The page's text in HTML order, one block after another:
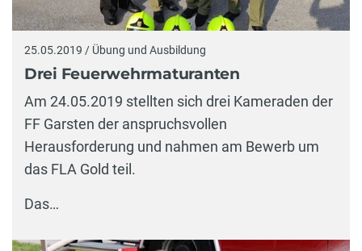
25.05.2019 / Übung und Ausbildung
Drei Feuerwehrmaturanten
Am 24.05.2019 stellten sich drei Kameraden der
FF Garsten der anspruchsvollen
Herausforderung und nahmen am Bewerb um
das FLA Gold teil.
Das…